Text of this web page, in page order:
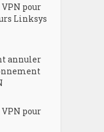
pour
Linksys
annuler
pour